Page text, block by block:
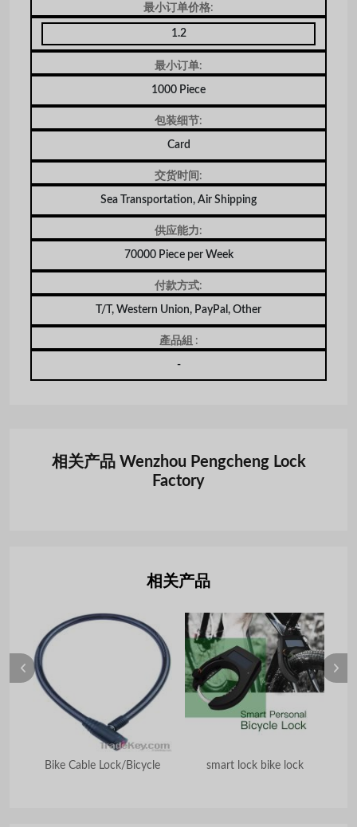
最小订单价格:
1.2
最小订单:
1000 Piece
包装细节:
Card
交货时间:
Sea Transportation, Air Shipping
供应能力:
70000 Piece per Week
付款方式:
T/T, Western Union, PayPal, Other
產品組 :
-
相关产品 Wenzhou Pengcheng Lock
Factory
相关产品
Bike Cable Lock/Bicycle smart lock bike lock